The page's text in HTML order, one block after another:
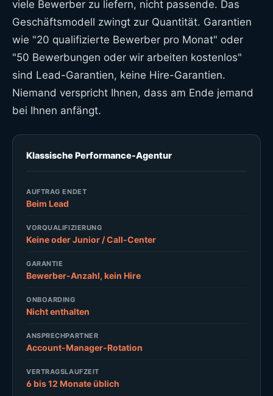
viele Bewerber zu liefern, nicht passende. Das
Geschäftsmodell zwingt zur Quantität. Garantien
wie "20 qualifizierte Bewerber pro Monat" oder
"50 Bewerbungen oder wir arbeiten kostenlos"
sind Lead-Garantien, keine Hire-Garantien.
Niemand verspricht Ihnen, dass am Ende jemand
bei Ihnen anfängt.
Klassische Performance-Agentur
AUFTRAG ENDET
Beim Lead
VORQUALIFIZIERUNG
Keine oder Junior / Call-Center
GARANTIE
Bewerber-Anzahl, kein Hire
ONBOARDING
Nicht enthalten
ANSPRECHPARTNER
Account-Manager-Rotation
VERTRAGSLAUFZEIT
6 bis 12 Monate üblich